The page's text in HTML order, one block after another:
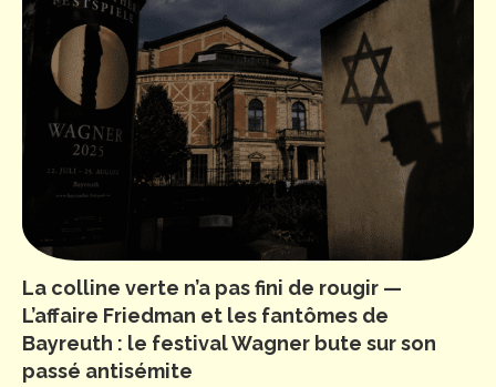
La colline verte n’a pas fini de rougir —
L’affaire Friedman et les fantômes de
Bayreuth : le festival Wagner bute sur son
passé antisémite